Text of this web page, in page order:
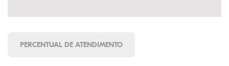
PERCENTUAL DE ATENDIMENTO